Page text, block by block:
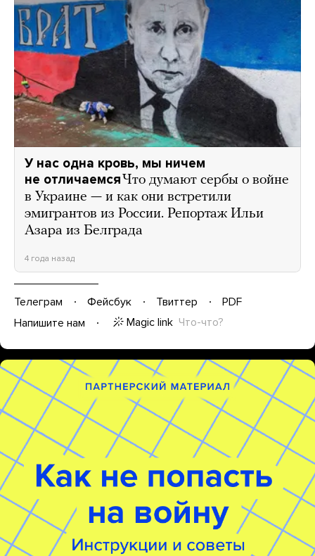
У нас одна кровь, мы ничем
не отличаемся Что думают сербы о войне
в Украине — и как они встретили
эмигрантов из России. Репортаж Ильи
Азара из Белграда
4 года назад
Телеграм Фейсбук Твиттер
PDF
Напишите нам
Magic link Что-что?